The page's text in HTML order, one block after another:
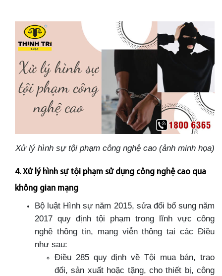
Xử lý hình sự tội phạm công nghệ cao (ảnh minh họa)
4. Xử lý hình sự tội phạm sử dụng công nghệ cao qua
không gian mạng
Bộ luật Hình sự năm 2015, sửa đổi bổ sung năm
2017 quy định tội phạm trong lĩnh vực công
nghệ thông tin, mạng viễn thông tại các Điều
như sau:
Điều 285 quy định về Tội mua bán, trao
đổi, sản xuất hoặc tặng, cho thiết bị, công